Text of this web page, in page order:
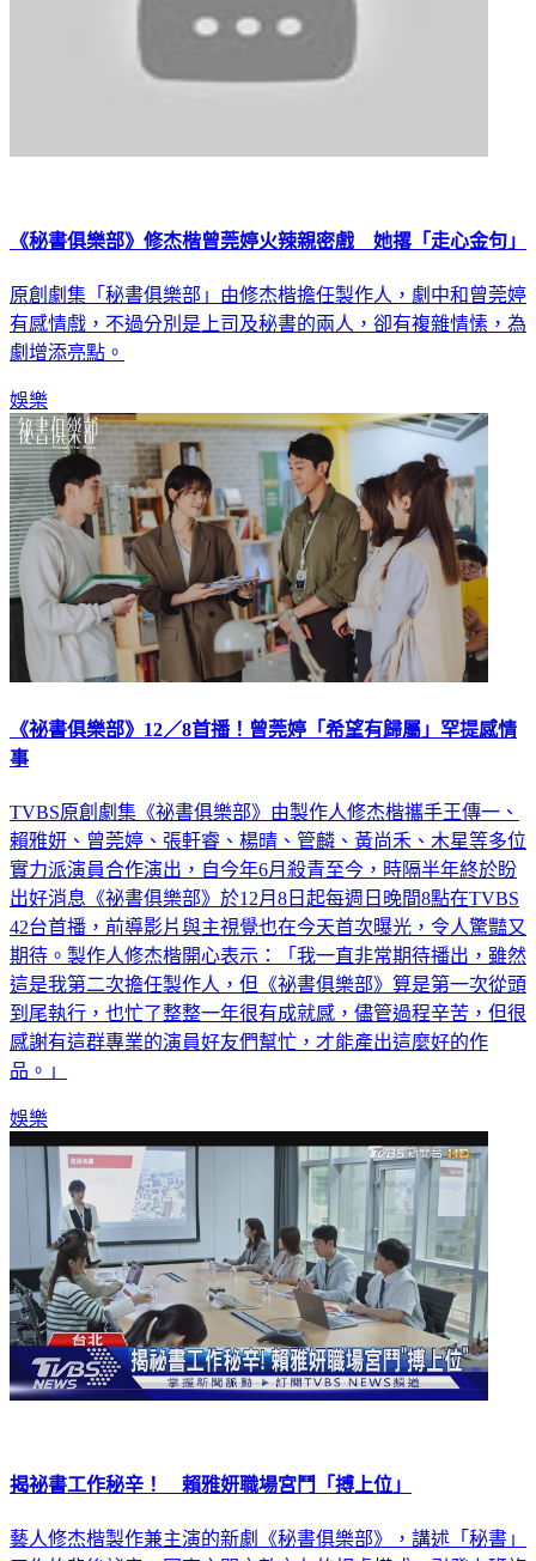
《秘書俱樂部》修杰楷曾莞婷火辣親密戲 她撂「走心金句」
原創劇集「秘書俱樂部」由修杰楷擔任製作人，劇中和曾莞婷
有感情戲，不過分別是上司及秘書的兩人，卻有複雜情愫，為
劇增添亮點。
娛樂
《祕書俱樂部》12／8首播！曾莞婷「希望有歸屬」罕提感情
事
TVBS原創劇集《祕書俱樂部》由製作人修杰楷攜手王傳一、
賴雅妍、曾莞婷、張軒睿、楊晴、管麟、黃尚禾、木星等多位
實力派演員合作演出，自今年6月殺青至今，時隔半年終於盼
出好消息《祕書俱樂部》於12月8日起每週日晚間8點在TVBS
42台首播，前導影片與主視覺也在今天首次曝光，令人驚豔又
期待。製作人修杰楷開心表示：「我一直非常期待播出，雖然
這是我第二次擔任製作人，但《祕書俱樂部》算是第一次從頭
到尾執行，也忙了整整一年很有成就感，儘管過程辛苦，但很
感謝有這群專業的演員好友們幫忙，才能產出這麼好的作
品。」
娛樂
揭祕書工作秘辛！ 賴雅妍職場宮鬥「搏上位」
藝人修杰楷製作兼主演的新劇《秘書俱樂部》，講述「秘書」